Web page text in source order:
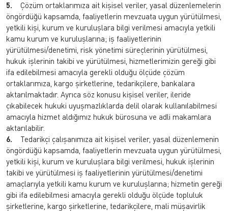
5. Çözüm ortaklarımıza ait kişisel veriler, yasal düzenlemelerin
öngördüğü kapsamda, faaliyetlerin mevzuata uygun yürütülmesi,
yetkili kişi, kurum ve kuruluşlara bilgi verilmesi amacıyla yetkili
kamu kurum ve kuruluşlarına; iş faaliyetlerinin
yürütülmesi/denetimi, risk yönetimi süreçlerinin yürütülmesi,
hukuk işlerinin takibi ve yürütülmesi, hizmetlerimizin gereği gibi
ifa edilebilmesi amacıyla gerekli olduğu ölçüde çözüm
ortaklarımıza, kargo şirketlerine, tedarikçilere, bankalara
aktarılmaktadır. Ayrıca söz konusu kişisel veriler, ileride
çıkabilecek hukuki uyuşmazlıklarda delil olarak kullanılabilmesi
amacıyla hizmet aldığımız hukuk bürosuna ve adli makamlara
aktarılabilir.
6.
Tedarikçi çalışanımıza ait kişisel veriler, yasal düzenlemenin
öngördüğü kapsamda, faaliyetlerin mevzuata uygun yürütülmesi,
yetkili kişi, kurum ve kuruluşlara bilgi verilmesi, hukuk işlerinin
takibi ve yürütülmesi iş faaliyetlerinin yürütülmesi/denetimi
amaçlarıyla yetkili kamu kurum ve kuruluşlarına; hizmetin gereği
gibi ifa edilebilmesi amacıyla gerekli olduğu ölçüde topluluk
şirketlerine, kargo şirketlerine, tedarikçilere, mali müşavirlik